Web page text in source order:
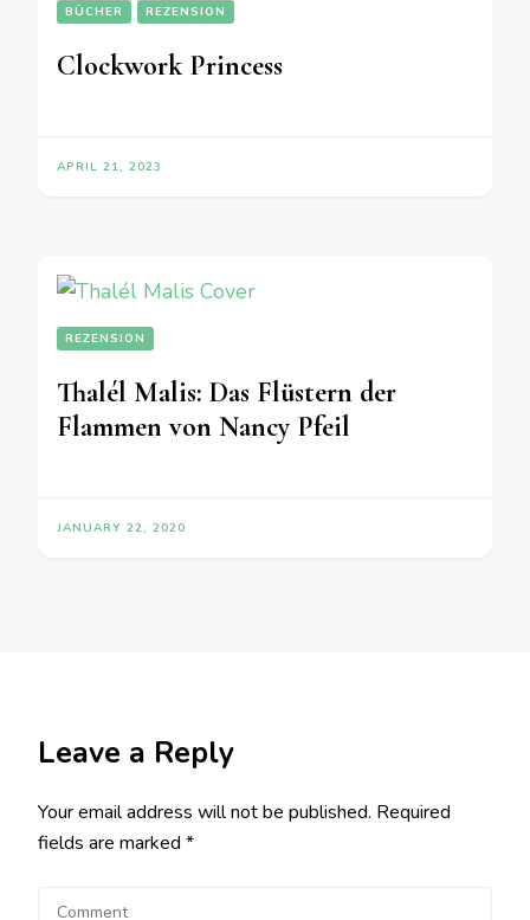
BÜCHER REZENSION
Clockwork Princess
APRIL 21, 2023
REZENSION
Thalél Malis: Das Flüstern der
Flammen von Nancy Pfeil
JANUARY 22, 2020
Leave a Reply
Your email address will not be published. Required
fields are marked *